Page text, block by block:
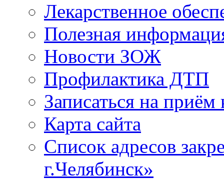
Лекарственное
Полезная
Новости ЗОЖ
Профилактика ДТП
Записаться на приём
Карта сайта
Список адресов
г.Челябинск»